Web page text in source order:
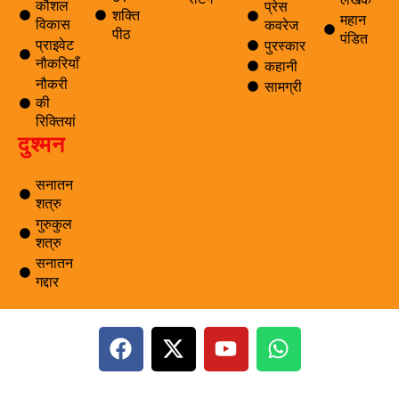
कौशल
विकास
प्राइवेट
नौकरियाँ
नौकरी
की
रिक्तियां
दुश्मन
सनातन
शत्रु
गुरुकुल
शत्रु
सनातन
गद्दार
शक्ति
पीठ
प्रेस
कवरेज
पुरस्कार
कहानी
सामग्री
महान
पंडित
F
a
c
X
-
t
Y
o
u
W
h
a